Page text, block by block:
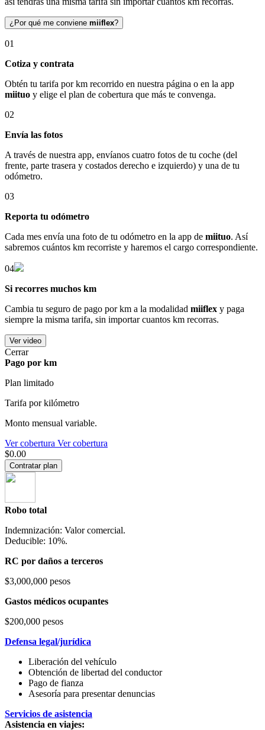
¿Por qué me conviene miiflex?
01
Cotiza y contrata
Obtén tu tarifa por km recorrido en nuestra página o en la app
miituo y elige el plan de cobertura que más te convenga.
02
Envía las fotos
A través de nuestra app, envíanos cuatro fotos de tu coche (del
frente, parte trasera y costados derecho e izquierdo) y una de tu
odómetro.
03
Reporta tu odómetro
Cada mes envía una foto de tu odómetro en la app de miituo. Así
sabremos cuántos km recorriste y haremos el cargo correspondiente.
04
Si recorres muchos km
Cambia tu seguro de pago por km a la modalidad miiflex y paga
siempre la misma tarifa, sin importar cuantos km recorras.
Ver video
Cerrar
Pago por km
Plan limitado
Tarifa por kilómetro
Monto mensual variable.
Ver cobertura Ver cobertura
$0.00
Contratar plan
Robo total
Indemnización: Valor comercial.
Deducible: 10%.
RC por daños a terceros
$3,000,000 pesos
Gastos médicos ocupantes
$200,000 pesos
Defensa legal/jurídica
Liberación del vehículo
Obtención de libertad del conductor
Pago de fianza
Asesoría para presentar denuncias
Servicios de asistencia
Asistencia en viajes: